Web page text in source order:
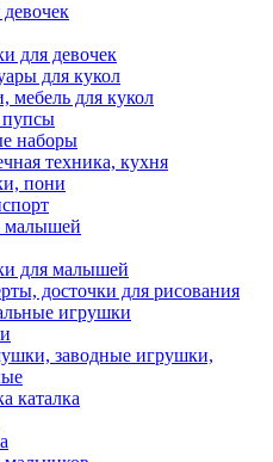
для девочек
для кукол
мебель для кукол
наборы
техника, кухня
пони
малышей
для малышей
досточки для рисования
игрушки
заводные игрушки,
каталка